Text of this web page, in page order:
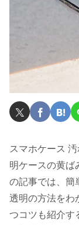
スマホケース
明ケースの黄ば
の記事では、簡
透明の方法をわ
つコツも紹介す